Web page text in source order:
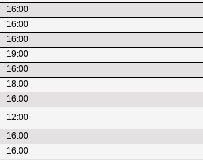
16:00
16:00
16:00
19:00
16:00
18:00
16:00
12:00
16:00
16:00